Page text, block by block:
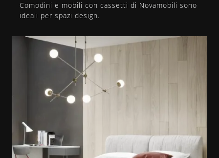
Comodini e mobili con cassetti di Novamobili sono
ideali per spazi design.